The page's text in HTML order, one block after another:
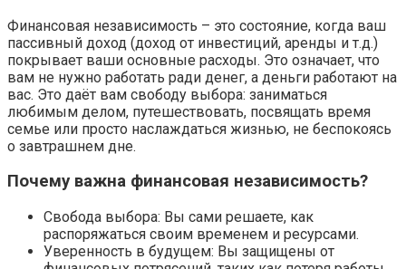
Финансовая независимость – это состояние, когда ваш
пассивный доход (доход от инвестиций, аренды и т.д.)
покрывает ваши основные расходы. Это означает, что
вам не нужно работать ради денег, а деньги работают на
вас. Это даёт вам свободу выбора: заниматься
любимым делом, путешествовать, посвящать время
семье или просто наслаждаться жизнью, не беспокоясь
о завтрашнем дне.
Почему важна финансовая независимость?
Свобода выбора: Вы сами решаете, как
распоряжаться своим временем и ресурсами.
Уверенность в будущем: Вы защищены от